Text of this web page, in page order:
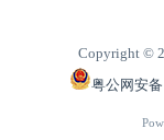
Copyright ©
粤公网安